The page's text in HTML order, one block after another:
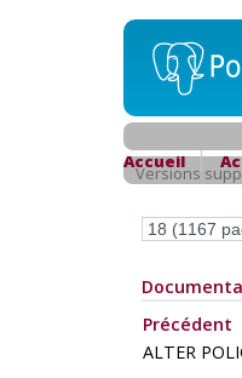
Accueil
Versions
Précédent
ALTER